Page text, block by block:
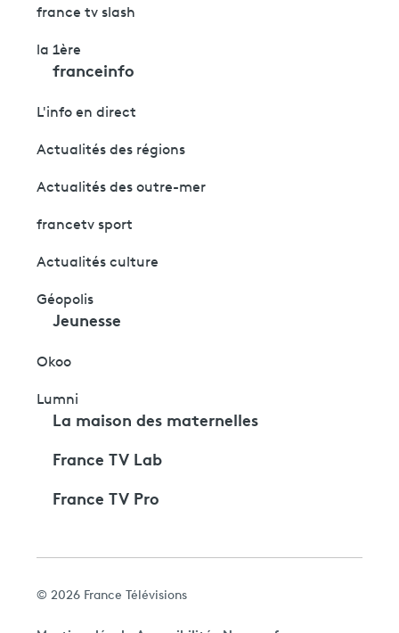
france tv slash
la 1ère
franceinfo
L'info en direct
Actualités des régions
Actualités des outre-mer
francetv sport
Actualités culture
Géopolis
Jeunesse
Okoo
Lumni
La maison des maternelles
France TV Lab
France TV Pro
© 2026 France Télévisions